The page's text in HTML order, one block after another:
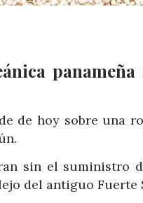
de hoy sobre una
sin el suministro
del antiguo